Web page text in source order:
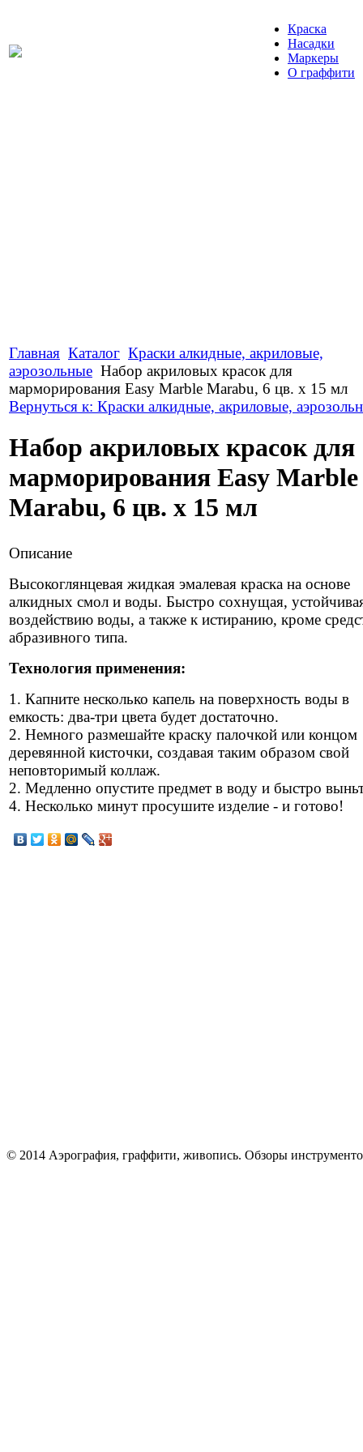
Краска
Насадки
Маркеры
О граффити
Главная Каталог Краски алкидные, акриловые,
аэрозольные Набор акриловых красок для
марморирования Easy Marble Marabu, 6 цв. х 15 мл
Вернуться к: Краски алкидные, акриловые,
Набор акриловых красок для
марморирования Easy Marble
Marabu, 6 цв. х 15 мл
Описание
Высокоглянцевая жидкая эмалевая краска на основе
алкидных смол и воды. Быстро сохнущая,
воздействию воды, а также к истиранию, кроме
абразивного типа.
Технология применения:
1. Капните несколько капель на поверхность воды в
емкость: два-три цвета будет достаточно.
2. Немного размешайте краску палочкой или концом
деревянной кисточки, создавая таким образом свой
неповторимый коллаж.
2. Медленно опустите предмет в воду и быстро
4. Несколько минут просушите изделие - и готово!
© 2014 Аэрография, граффити, живопись. Обзоры